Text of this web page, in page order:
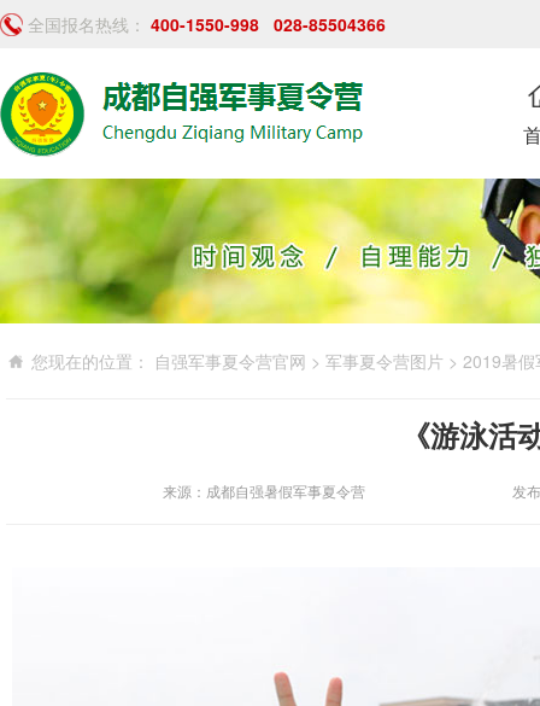
全国报名热线： 400-1550-998 028-85504366
您现在的位置： 自强军事夏令营官网 > 军事夏令营图片 > 2019暑
《游泳活
来源：成都自强暑假军事夏令营 发